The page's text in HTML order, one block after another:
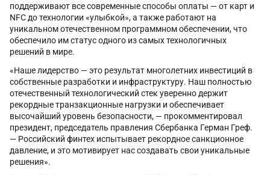
поддерживают все современные способы оплаты — от карт и
NFC до технологии «улыбкой», а также работают на
уникальном отечественном программном обеспечении, что
обеспечило им статус одного из самых технологичных
решений в мире.
«Наше лидерство — это результат многолетних инвестиций в
собственные разработки и инфраструктуру. Наш полностью
отечественный технологический стек уверенно держит
рекордные транзакционные нагрузки и обеспечивает
высочайший уровень безопасности, — прокомментировал
президент, председатель правления Сбербанка Герман Греф.
— Российский финтех испытывает рекордное санкционное
давление, и это мотивирует нас создавать свои уникальные
решения».